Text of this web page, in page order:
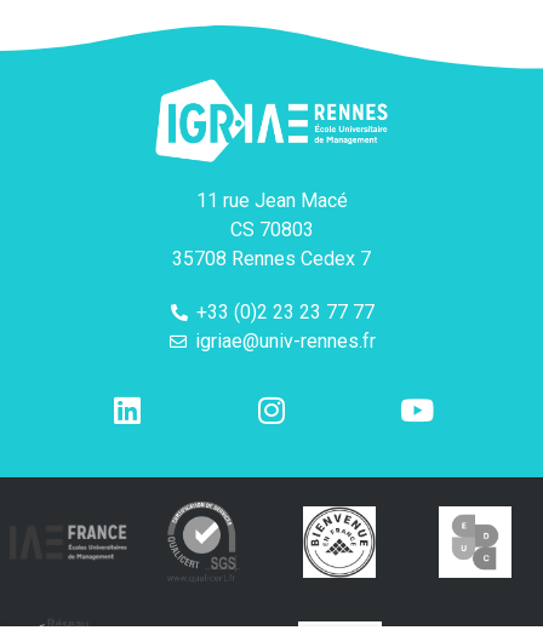
11 rue Jean Macé
CS 70803
35708 Rennes Cedex 7
+33 (0)2 23 23 77 77
igriae@univ-rennes.fr